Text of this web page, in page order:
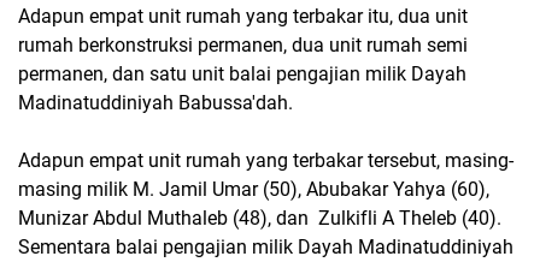
Adapun empat unit rumah yang terbakar itu, dua unit
rumah berkonstruksi permanen, dua unit rumah semi
permanen, dan satu unit balai pengajian milik Dayah
Madinatuddiniyah Babussa'dah.
Adapun empat unit rumah yang terbakar tersebut, masing-
masing milik M. Jamil Umar (50), Abubakar Yahya (60),
Munizar Abdul Muthaleb (48), dan Zulkifli A Theleb (40).
Sementara balai pengajian milik Dayah Madinatuddiniyah